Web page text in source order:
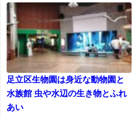
足立区生物園は身近な動物園と
水族館 虫や水辺の生き物とふれ
あい